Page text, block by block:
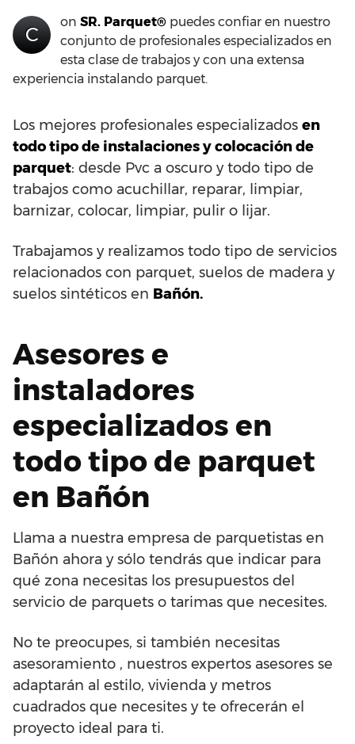
C
on SR. Parquet® puedes confiar en nuestro
conjunto de profesionales especializados en
esta clase de trabajos y con una extensa
experiencia instalando parquet.
Los mejores profesionales especializados en
todo tipo de instalaciones y colocación de
parquet: desde Pvc a oscuro y todo tipo de
trabajos como acuchillar, reparar, limpiar,
barnizar, colocar, limpiar, pulir o lijar.
Trabajamos y realizamos todo tipo de servicios
relacionados con parquet, suelos de madera y
suelos sintéticos en Bañón.
Asesores e
instaladores
especializados en
todo tipo de parquet
en Bañón
Llama a nuestra empresa de parquetistas en
Bañón ahora y sólo tendrás que indicar para
qué zona necesitas los presupuestos del
servicio de parquets o tarimas que necesites.
No te preocupes, si también necesitas
asesoramiento , nuestros expertos asesores se
adaptarán al estilo, vivienda y metros
cuadrados que necesites y te ofrecerán el
proyecto ideal para ti.